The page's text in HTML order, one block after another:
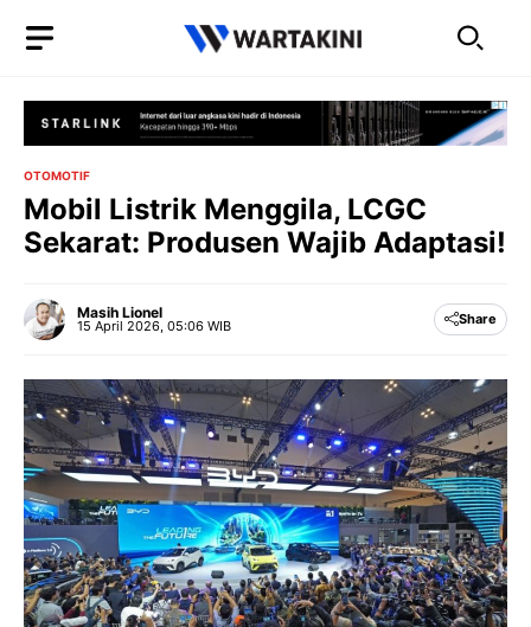
OTOMOTIF
Mobil Listrik Menggila, LCGC
Sekarat: Produsen Wajib Adaptasi!
Masih Lionel
15 April 2026, 05:06 WIB Share